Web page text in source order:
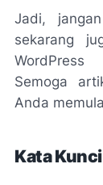
Jadi,
sekarang
WordPress
Semoga
Anda
Kata